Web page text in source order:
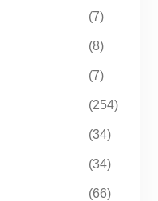
(7)
(8)
(7)
(254)
(34)
(34)
(66)